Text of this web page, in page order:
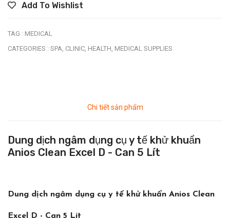
Add To Wishlist
TAG : MEDICAL
CATEGORIES : SPA, CLINIC, HEALTH, MEDICAL SUPPLIES
Chi tiết sản phẩm
Dung dịch ngâm dụng cụ y tế khử khuẩn
Anios Clean Excel D - Can 5 Lít
Dung dịch ngâm dụng cụ y tế khử khuẩn Anios Clean
Excel D - Can 5 Lít